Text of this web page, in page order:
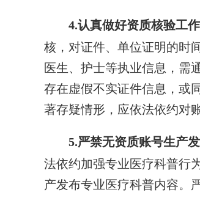
4.认真做好资质核验工作
核，对证件、单位证明的时
医生、护士等执业信息，需
存在虚假不实证件信息，或
著存疑情形，应依法依约对
5.严禁无资质账号生产
法依约加强专业医疗科普行
产发布专业医疗科普内容。